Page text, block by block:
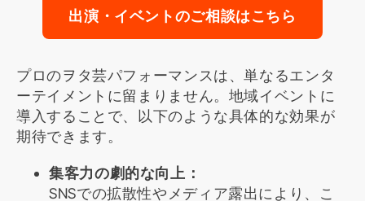
出演・イベントのご相談はこちら
プロのヲタ芸パフォーマンスは、単なるエンタ
ーテイメントに留まりません。地域イベントに
導入することで、以下のような具体的な効果が
期待できます。
集客力の劇的な向上：
SNSでの拡散性やメディア露出により、こ